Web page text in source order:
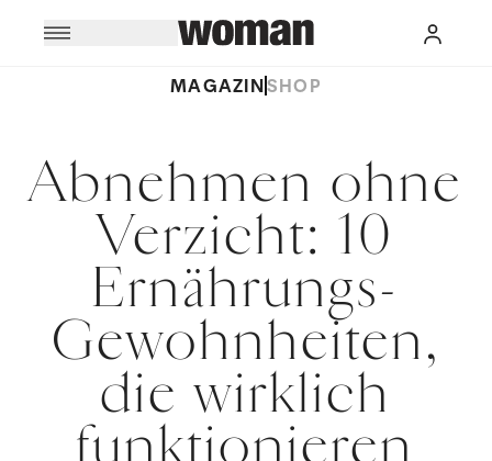
MAGAZINSHOP
Abnehmen ohne
Verzicht: 10
Ernährungs-
Gewohnheiten,
die wirklich
funktionieren